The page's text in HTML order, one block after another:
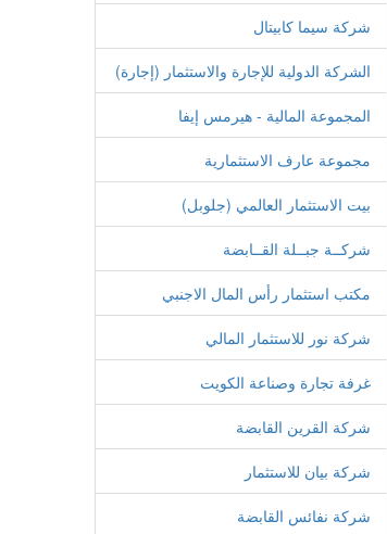
شركة سيما كابيتال
الشركة الدولية للإجارة والاستثمار (إجارة)
المجموعة المالية - هيرمس إيفا
مجموعة عارف الاستثمارية
بيت الاستثمار العالمي (جلوبل)
شركــة جبــلة القــابضة
مكتب استثمار رأس المال اﻻجنبي
شركة نور للاستثمار المالي
غرفة تجارة وصناعة الكويت
شركة القرين القابضة
شركة بيان للاستثمار
شركة نفائس القابضة